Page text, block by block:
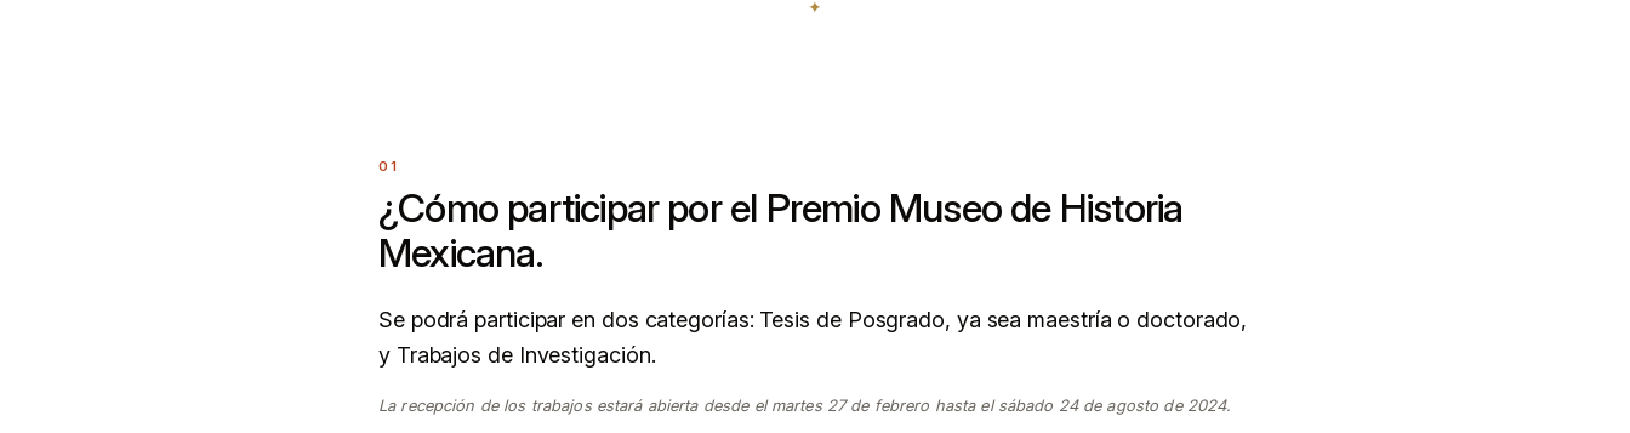
¿Cómo participar por el Premio Museo de Historia
Mexicana.
Se podrá participar en dos categorías: Tesis de Posgrado, ya sea maestría o doctorado,
y Trabajos de Investigación.
La recepción de los trabajos estará abierta desde el martes 27 de febrero hasta el sábado 24 de agosto de 2024.